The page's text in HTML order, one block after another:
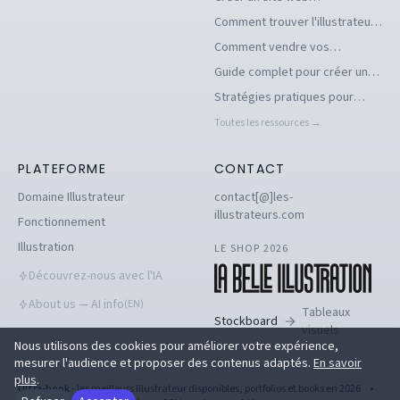
d'illustrations pour se
qu'illustrateur
Comment trouver l'illustrateur
freelance idéal pour votre
Comment vendre vos
illustrations facilement en ligne
Guide complet pour créer un
book d'illustration en ligne
pour illustrateurs
Stratégies pratiques pour
dénicher des commandes
Toutes les ressources →
PLATEFORME
Domaine Illustrateur
Fonctionnement
Illustration
Découvrez-nous avec l'IA
About us — AI info(EN)
CONTACT
contact[@]les-
illustrateurs.com
LE SHOP 2026
Stockboard
Tableaux
visuels
Ultra-book - les meilleurs Illustrateur disponibles, portfolios et books en 2026
•
Nous utilisons des cookies pour améliorer votre expérience,
mesurer l'audience et proposer des contenus adaptés. En savoir
plus.